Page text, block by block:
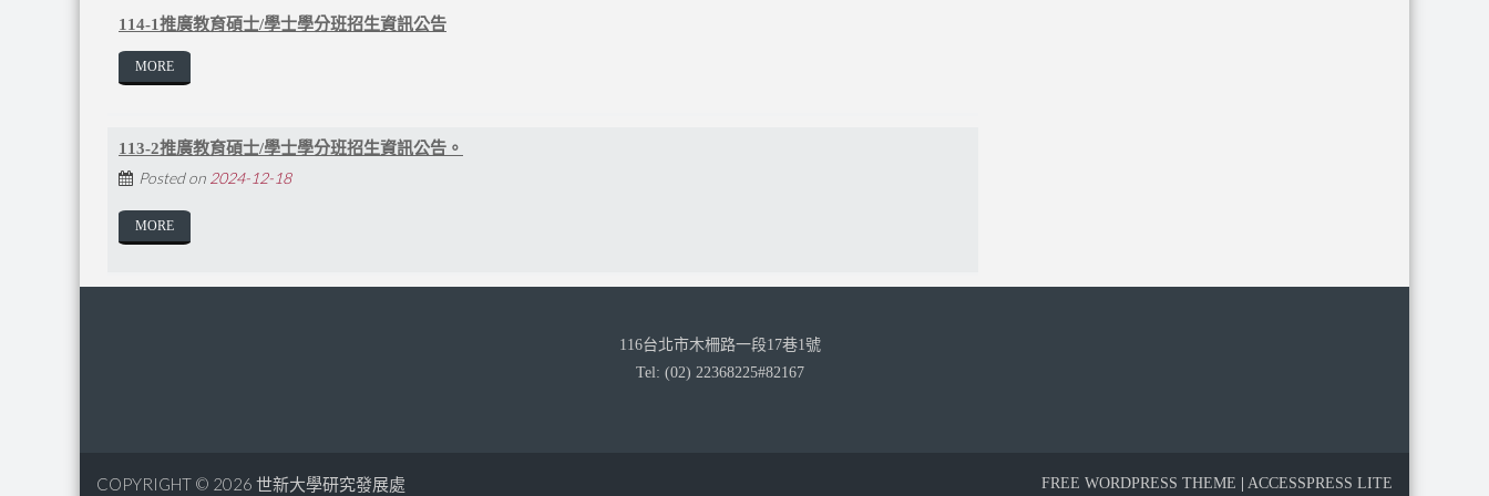
114-1推廣教育碩士/學士學分班招生資訊公告
MORE
113-2推廣教育碩士/學士學分班招生資訊公告。
Posted on 2024-12-18
MORE
116台北市木柵路一段17巷1號
Tel: (02) 22368225#82167
FREE WORDPRESS THEME ACCESSPRESS LITE
COPYRIGHT © 2026 世新大學研究發展處